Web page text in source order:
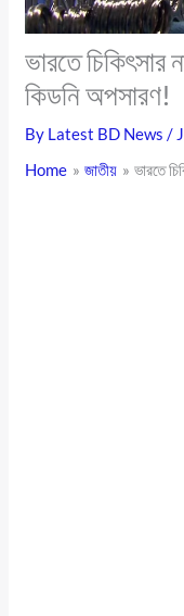
ভারতে চিকিৎসার
কিডনি অপসারণ!
By Latest BD News/
Home
জাতীয় ভারতে